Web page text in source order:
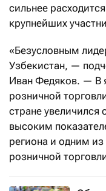
сильнее
крупнейших
«Безусловным
Узбекистан, —
Иван Федяков. — В
розничной
стране
высоким
региона и одним
розничной